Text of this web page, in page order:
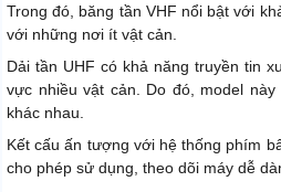
Trong đó, băng tần VHF nổi bật với
với những nơi ít vật cản.
Dải tần UHF có khả năng truyền tin
vực nhiều vật cản. Do đó, model
khác nhau.
Kết cấu ấn tượng với hệ thống phím
cho phép sử dụng, theo dõi máy dễ